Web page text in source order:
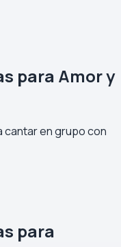
para Amor y
cantar en grupo con
para